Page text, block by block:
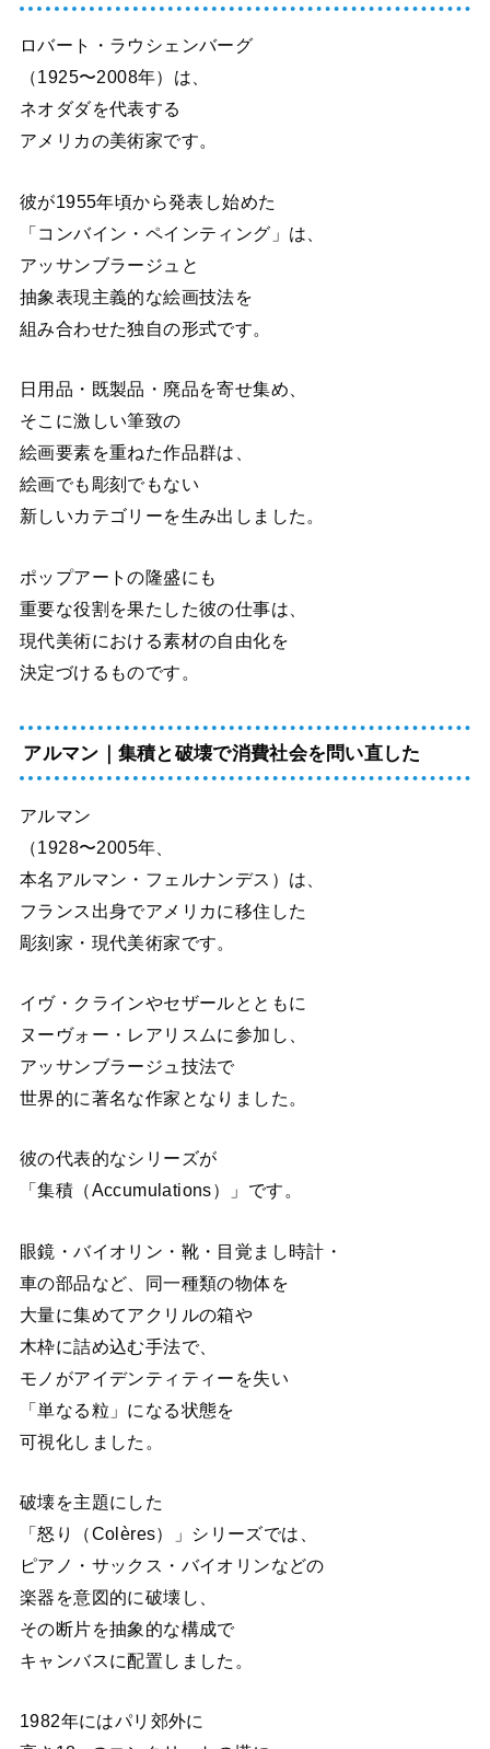
ロバート・ラウシェンバーグ
（1925〜2008年）は、
ネオダダを代表する
アメリカの美術家です。
彼が1955年頃から発表し始めた
「コンバイン・ペインティング」は、
アッサンブラージュと
抽象表現主義的な絵画技法を
組み合わせた独自の形式です。
日用品・既製品・廃品を寄せ集め、
そこに激しい筆致の
絵画要素を重ねた作品群は、
絵画でも彫刻でもない
新しいカテゴリーを生み出しました。
ポップアートの隆盛にも
重要な役割を果たした彼の仕事は、
現代美術における素材の自由化を
決定づけるものです。
アルマン｜集積と破壊で消費社会を問い直した
アルマン
（1928〜2005年、
本名アルマン・フェルナンデス）は、
フランス出身でアメリカに移住した
彫刻家・現代美術家です。
イヴ・クラインやセザールとともに
ヌーヴォー・レアリスムに参加し、
アッサンブラージュ技法で
世界的に著名な作家となりました。
彼の代表的なシリーズが
「集積（Accumulations）」です。
眼鏡・バイオリン・靴・目覚まし時計・
車の部品など、同一種類の物体を
大量に集めてアクリルの箱や
木枠に詰め込む手法で、
モノがアイデンティティーを失い
「単なる粒」になる状態を
可視化しました。
破壊を主題にした
「怒り（Colères）」シリーズでは、
ピアノ・サックス・バイオリンなどの
楽器を意図的に破壊し、
その断片を抽象的な構成で
キャンバスに配置しました。
1982年にはパリ郊外に